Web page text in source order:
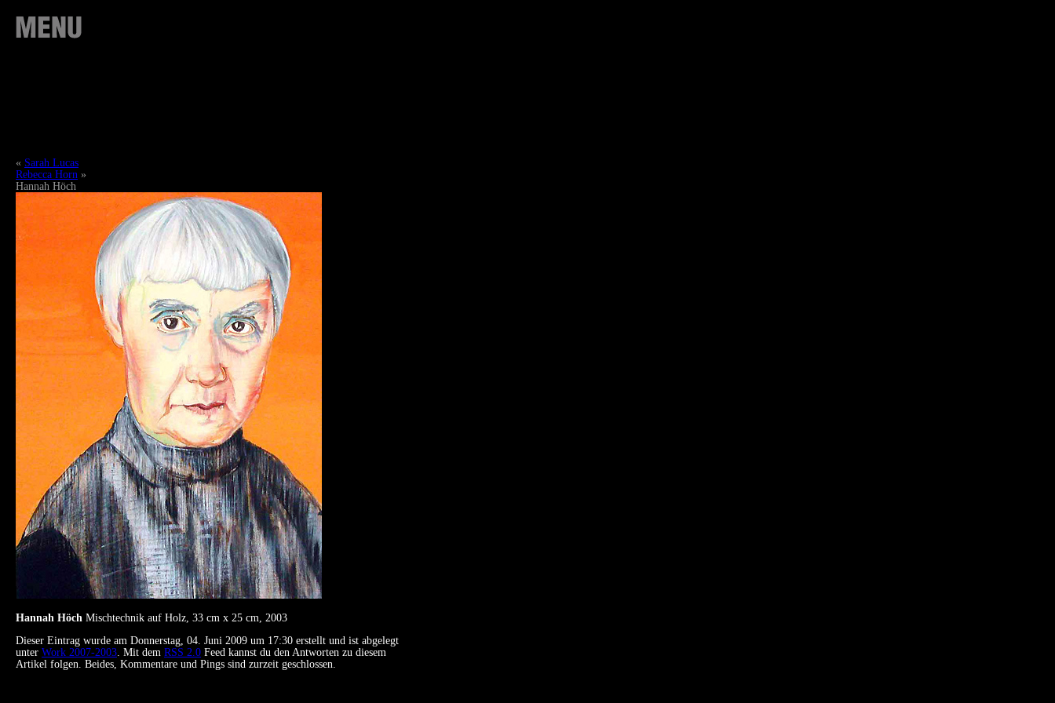
« Sarah Lucas
Rebecca Horn »
Hannah Höch
Hannah Höch Mischtechnik auf Holz, 33 cm x 25 cm, 2003
Dieser Eintrag wurde am Donnerstag, 04. Juni 2009 um 17:30 erstellt und ist abgelegt
unter Work 2007-2003. Mit dem RSS 2.0 Feed kannst du den Antworten zu diesem
Artikel folgen. Beides, Kommentare und Pings sind zurzeit geschlossen.